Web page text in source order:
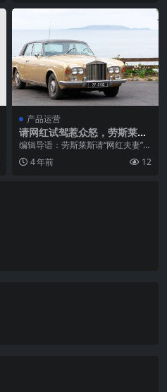
产品运营
请网红试驾惹众怒，劳斯莱斯
的这波营销到底错在哪里？
编辑导语：劳斯莱斯请“网红夫妻”上
海夫妇代言事件持续发酵，引起网
友热烈讨论，劳斯...
4 年前 12